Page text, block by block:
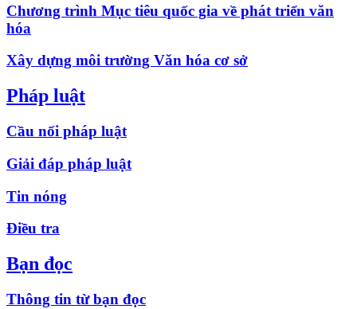
Chương trình Mục tiêu quốc gia về phát triển văn
hóa
Xây dựng môi trường Văn hóa cơ sở
Pháp luật
Cầu nối pháp luật
Giải đáp pháp luật
Tin nóng
Điều tra
Bạn đọc
Thông tin từ bạn đọc